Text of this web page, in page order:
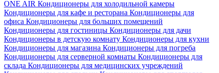
ONE AIR Кондиционеры для холодильной камеры
Кондиционеры для кафе и ресторана Кондиционеры для
офиса Кондиционеры для больших помещений
Кондиционеры для гостиницы Кондиционеры для дачи
Кондиционеры в детскую комнату Кондиционеры для кухни
Кондиционеры для магазина Кондиционеры для погреба
Кондиционеры для серверной комнаты Кондиционеры для
склада Кондиционеры для медицинских учреждений